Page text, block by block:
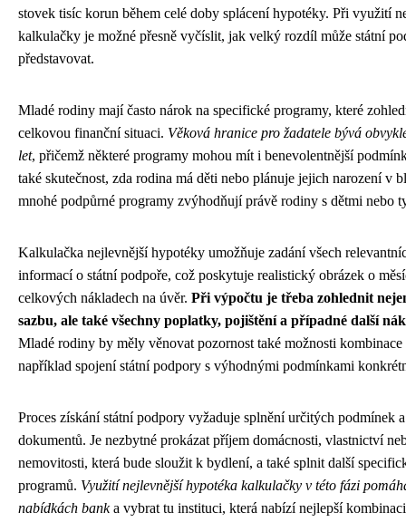
stovek tisíc korun během celé doby splácení hypotéky. Při využití
kalkulačky je možné přesně vyčíslit, jak velký rozdíl může státní
představovat.
Mladé rodiny mají často nárok na specifické programy, které
celkovou finanční situaci. Věková hranice pro žadatele bývá
let, přičemž některé programy mohou mít i benevolentnější
také skutečnost, zda rodina má děti nebo plánuje jejich narození v
mnohé podpůrné programy zvýhodňují právě rodiny s dětmi nebo
Kalkulačka nejlevnější hypotéky umožňuje zadání všech
informací o státní podpoře, což poskytuje realistický obrázek o
celkových nákladech na úvěr. Při výpočtu je třeba zohlednit
sazbu, ale také všechny poplatky, pojištění a případné další
Mladé rodiny by měly věnovat pozornost také možnosti
například spojení státní podpory s výhodnými podmínkami
Proces získání státní podpory vyžaduje splnění určitých podmínek
dokumentů. Je nezbytné prokázat příjem domácnosti, vlastnictví
nemovitosti, která bude sloužit k bydlení, a také splnit další
programů. Využití nejlevnější hypotéka kalkulačky v této fázi
nabídkách banka vybrat tu instituci, která nabízí nejlepší